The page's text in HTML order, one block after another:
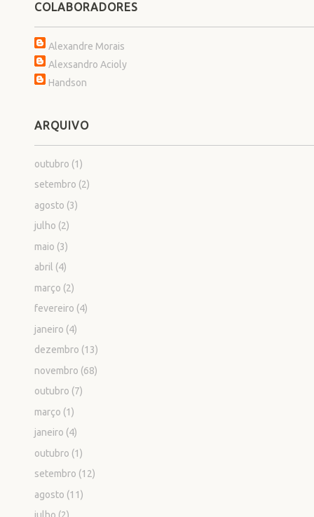
COLABORADORES
Alexandre Morais
Alexsandro Acioly
Handson
ARQUIVO
outubro (1)
setembro (2)
agosto (3)
julho (2)
maio (3)
abril (4)
março (2)
fevereiro (4)
janeiro (4)
dezembro (13)
novembro (68)
outubro (7)
março (1)
janeiro (4)
outubro (1)
setembro (12)
agosto (11)